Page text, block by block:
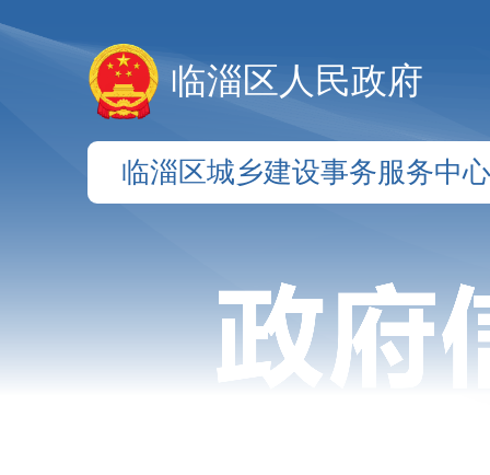
临淄区人民政府
临淄区城乡建设事务服务中心